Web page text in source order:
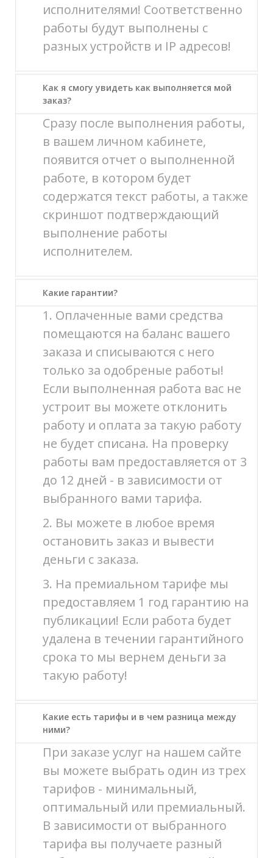
исполнителями! Соответственно
работы будут выполнены с
разных устройств и IP адресов!
Как я смогу увидеть как выполняется мой
заказ?
Сразу после выполнения работы,
в вашем личном кабинете,
появится отчет о выполненной
работе, в котором будет
содержатся текст работы, а также
скриншот подтверждающий
выполнение работы
исполнителем.
Какие гарантии?
1. Оплаченные вами средства
помещаются на баланс вашего
заказа и списываются с него
только за одобреные работы!
Если выполненная работа вас не
устроит вы можете отклонить
работу и оплата за такую работу
не будет списана. На проверку
работы вам предоставляется от 3
до 12 дней - в зависимости от
выбранного вами тарифа.
2. Вы можете в любое время
остановить заказ и вывести
деньги с заказа.
3. На премиальном тарифе мы
предоставляем 1 год гарантию на
публикации! Если работа будет
удалена в течении гарантийного
срока то мы вернем деньги за
такую работу!
Какие есть тарифы и в чем разница между
ними?
При заказе услуг на нашем сайте
вы можете выбрать один из трех
тарифов - минимальный,
оптимальный или премиальный.
В зависимости от выбранного
тарифа вы получаете разный